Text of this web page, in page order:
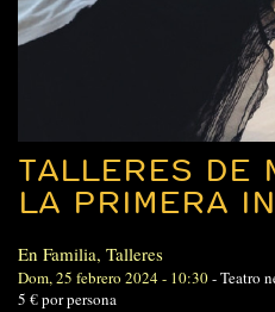
TALLERES DE
LA PRIMERA
En Familia, Talleres
Dom, 25 febrero 2024 - 10:30-Teatro
5 € por persona